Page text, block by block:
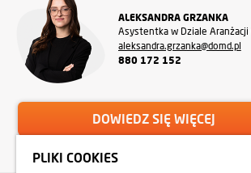
DOWIEDZ SIĘ WIĘCEJ
ALEKSANDRA GRZANKA
Asystentka w Dziale
aleksandra.grzanka@domd.pl
880 172 152
PLIKI COOKIES